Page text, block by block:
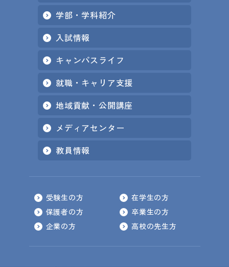
学部・学科紹介
入試情報
キャンパスライフ
就職・キャリア支援
地域貢献・公開講座
メディアセンター
教員情報
受験生の方
在学生の方
保護者の方
卒業生の方
企業の方
高校の先生方